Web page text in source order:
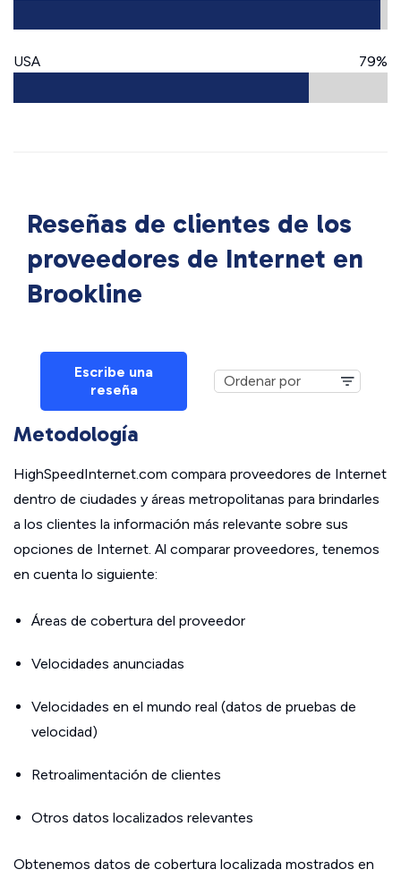
USA 79%
Reseñas de clientes de los
proveedores de Internet en
Brookline
Escribe una
reseña
Metodología
HighSpeedInternet.com compara proveedores de Internet
dentro de ciudades y áreas metropolitanas para brindarles
a los clientes la información más relevante sobre sus
opciones de Internet. Al comparar proveedores, tenemos
en cuenta lo siguiente:
Áreas de cobertura del proveedor
Velocidades anunciadas
Velocidades en el mundo real (datos de pruebas de
velocidad)
Retroalimentación de clientes
Otros datos localizados relevantes
Obtenemos datos de cobertura localizada mostrados en